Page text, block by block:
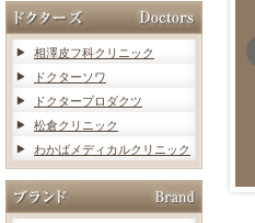
相澤皮フ科クリニック
ドクターソワ
ドクタープロダクツ
松倉クリニック
わかばメディカルクリニック